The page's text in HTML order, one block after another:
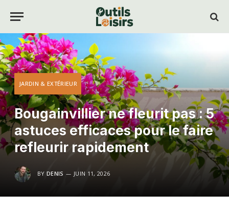
JARDIN & EXTÉRIEUR
Bougainvillier ne fleurit pas : 5
astuces efficaces pour le faire
refleurir rapidement
BY DENIS JUIN 11, 2026